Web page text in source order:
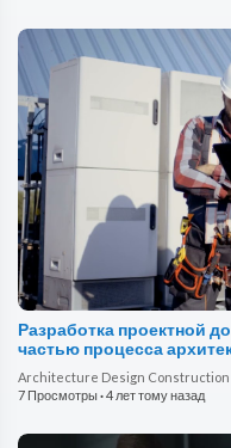
Разработка проектной
частью процесса
Architecture Design Construction
7 Просмотры·4 лет тому назад